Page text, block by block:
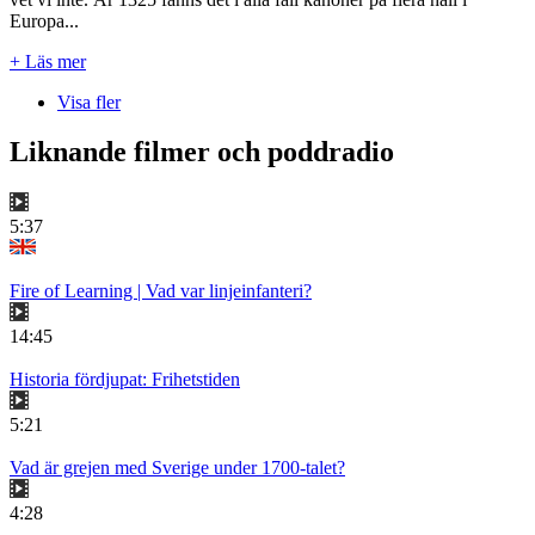
Europa...
+ Läs mer
Visa fler
Liknande filmer och poddradio
5:37
Fire of Learning | Vad var linjeinfanteri?
14:45
Historia fördjupat: Frihetstiden
5:21
Vad är grejen med Sverige under 1700-talet?
4:28